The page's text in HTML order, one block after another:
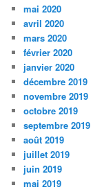
mai 2020
avril 2020
mars 2020
février 2020
janvier 2020
décembre 2019
novembre 2019
octobre 2019
septembre 2019
août 2019
juillet 2019
juin 2019
mai 2019